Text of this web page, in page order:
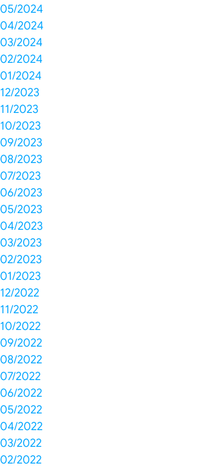
05/2024
04/2024
03/2024
02/2024
01/2024
12/2023
11/2023
10/2023
09/2023
08/2023
07/2023
06/2023
05/2023
04/2023
03/2023
02/2023
01/2023
12/2022
11/2022
10/2022
09/2022
08/2022
07/2022
06/2022
05/2022
04/2022
03/2022
02/2022